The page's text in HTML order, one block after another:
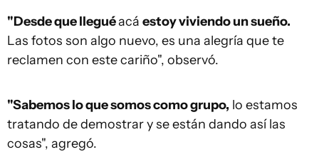
"Desde que lleguéacá estoy viviendo un sueño.
Las fotos son algo nuevo, es una alegría que te
reclamen con este cariño", observó.
"Sabemos lo que somos como grupo, lo estamos
tratando de demostrar y se están dando así las
cosas", agregó.